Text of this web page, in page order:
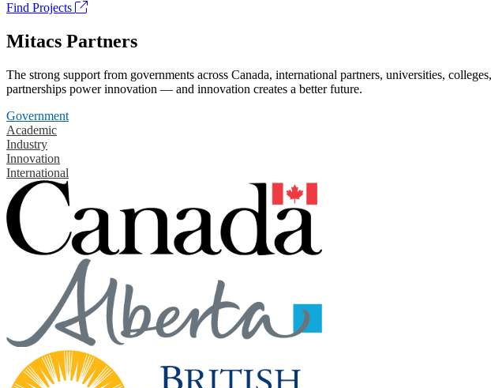
Find Projects
Mitacs Partners
The strong support from governments across Canada, international partners, universities,
partnerships power innovation — and innovation creates a better future.
Government
Academic
Industry
Innovation
International